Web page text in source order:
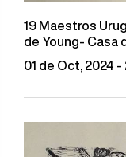
19 Maestros
de Young- Casa
01 de Oct, 2024